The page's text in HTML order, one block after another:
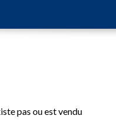
pas ou est vendu